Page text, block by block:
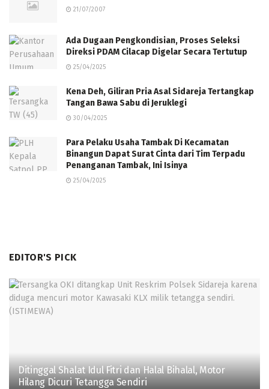
21/07/2007
Ada Dugaan Pengkondisian, Proses Seleksi
Direksi PDAM Cilacap Digelar Secara Tertutup
25/04/2025
Kena Deh, Giliran Pria Asal Sidareja Tertangkap
Tangan Bawa Sabu di Jeruklegi
30/04/2025
Para Pelaku Usaha Tambak Di Kecamatan
Binangun Dapat Surat Cinta dari Tim Terpadu
Penanganan Tambak, Ini Isinya
25/04/2025
EDITOR'S PICK
Ditinggal Shalat Idul Fitri dan Halal Bihalal, Motor
Hilang Dicuri Tetangga Sendiri